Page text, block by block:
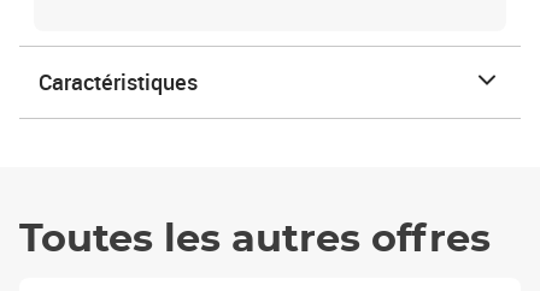
Caractéristiques
Toutes les autres offres